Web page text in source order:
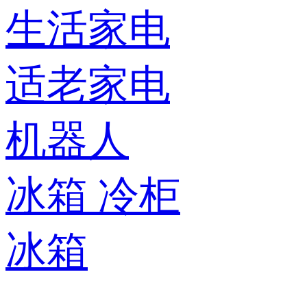
生活家电
适老家电
机器人
冰箱 冷柜
冰箱